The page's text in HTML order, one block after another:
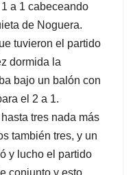
a 1 cabeceando
de Noguera.
tuvieron el partido
dormida la
bajo un balón con
el 2 a 1.
tres nada más
también tres, y un
y lucho el partido